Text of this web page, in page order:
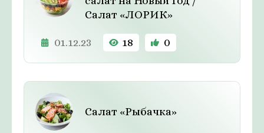
Салат «ЛОРИК»
01.12.23 18 0
Салат «Рыбачка»